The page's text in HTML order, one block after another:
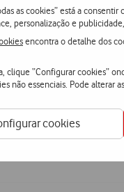
as cookies” está a
personalização e
encontra o detalhe dos
clique “Configurar cookies”
não essenciais. Pode alterar
cookies
Termos e